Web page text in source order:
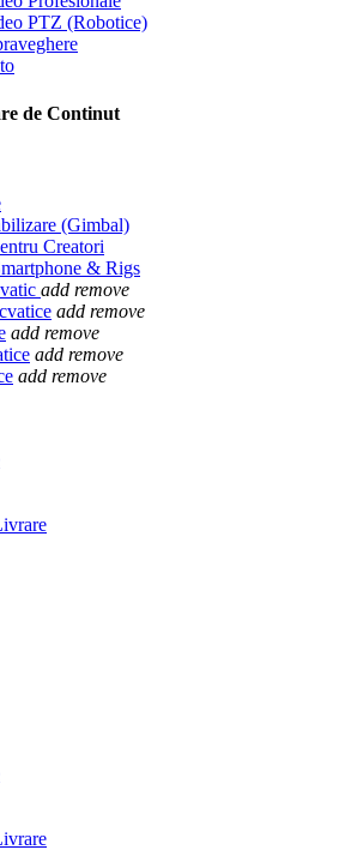
PTZ (Robotice)
de Continut
(Gimbal)
Creatori
& Rigs
add remove
add remove
add remove
add remove
add remove